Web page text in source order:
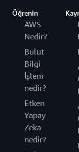
Öğrenin
AWS
Nedir?
Bulut
Bilgi
İşlem
nedir?
Etken
Yapay
Zeka
nedir?